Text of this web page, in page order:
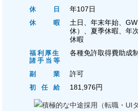
休日 年107日
休暇
土日、年末年始、
休）、夏季休暇、年
休暇
福利厚生
諸手当等
各種免許取得費助成
副業 許可
初任給 181,976円